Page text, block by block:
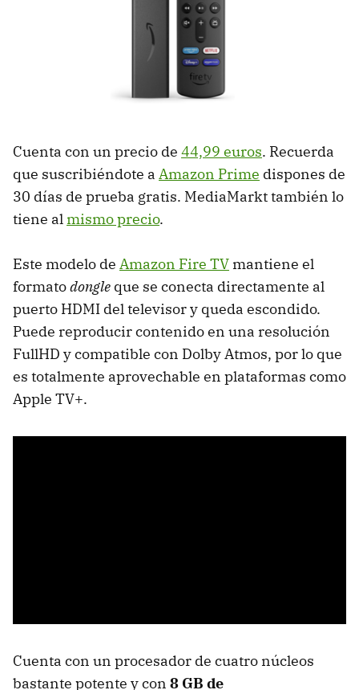
Cuenta con un precio de 44,99 euros. Recuerda
que suscribiéndote a Amazon Prime dispones de
30 días de prueba gratis. MediaMarkt también lo
tiene almismo precio.
Este modelo de Amazon Fire TV mantiene el
formatodongle que se conecta directamente al
puerto HDMI del televisor y queda escondido.
Puede reproducir contenido en una resolución
FullHD y compatible con Dolby Atmos, por lo que
es totalmente aprovechable en plataformas como
Apple TV+.
Cuenta con un procesador de cuatro núcleos
bastante potente y con 8 GB de